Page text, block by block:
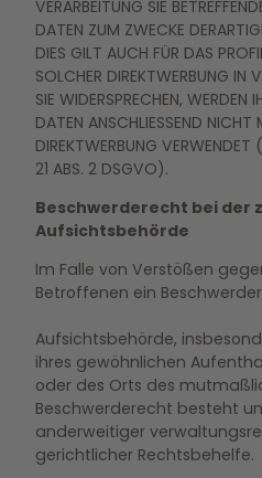
VERARBEITUNG SIE
DATEN ZUM ZWECKE
DIES GILT AUCH FÜR DAS
SOLCHER DIREKTWERBUNG IN
SIE WIDERSPRECHEN, WERDEN
DATEN ANSCHLIESSEND NICHT
DIREKTWERBUNG
21 ABS. 2 DSGVO).
Beschwerderecht bei der
Aufsichtsbehörde
Im Falle von Verstößen
Betroffenen ein
Aufsichtsbehörde,
ihres gewöhnlichen
oder des Orts des
Beschwerderecht besteht
anderweitiger
gerichtlicher Rechtsbehelfe.